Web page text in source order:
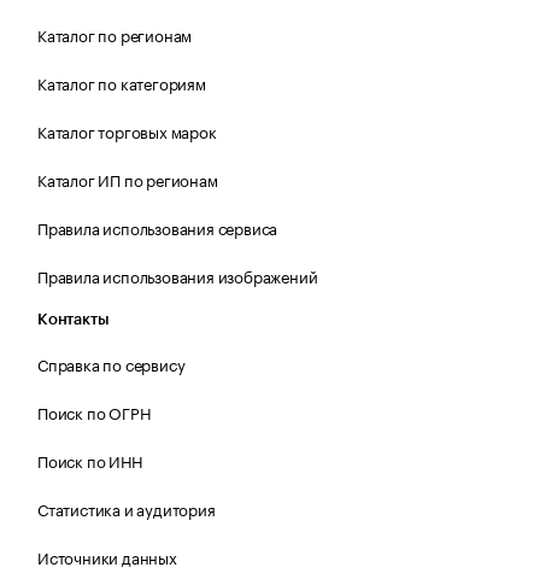
Каталог по регионам
Каталог по категориям
Каталог торговых марок
Каталог ИП по регионам
Правила использования сервиса
Правила использования изображений
Контакты
Справка по сервису
Поиск по ОГРН
Поиск по ИНН
Статистика и аудитория
Источники данных